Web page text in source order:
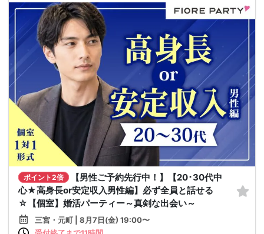
ポイント2倍
【男性ご予約先行中！】【20･30代中
心★高身長or安定収入男性編】必ず全員と話せる
☆【個室】婚活パーティー～真剣な出会い～
三宮・元町 | 8月7日(金) 19:00〜